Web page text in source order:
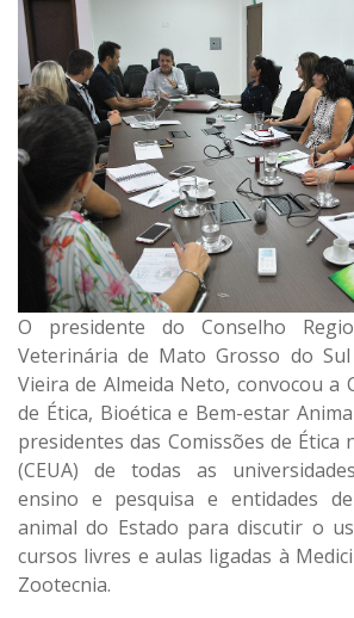
O presidente do Conselho
Veterinária de Mato Grosso do Sul
Vieira de Almeida Neto, convocou a
de Ética, Bioética e Bem-estar
presidentes das Comissões de Ética
(CEUA) de todas as
ensino e pesquisa e entidades
animal do Estado para discutir o
cursos livres e aulas ligadas à
Zootecnia.